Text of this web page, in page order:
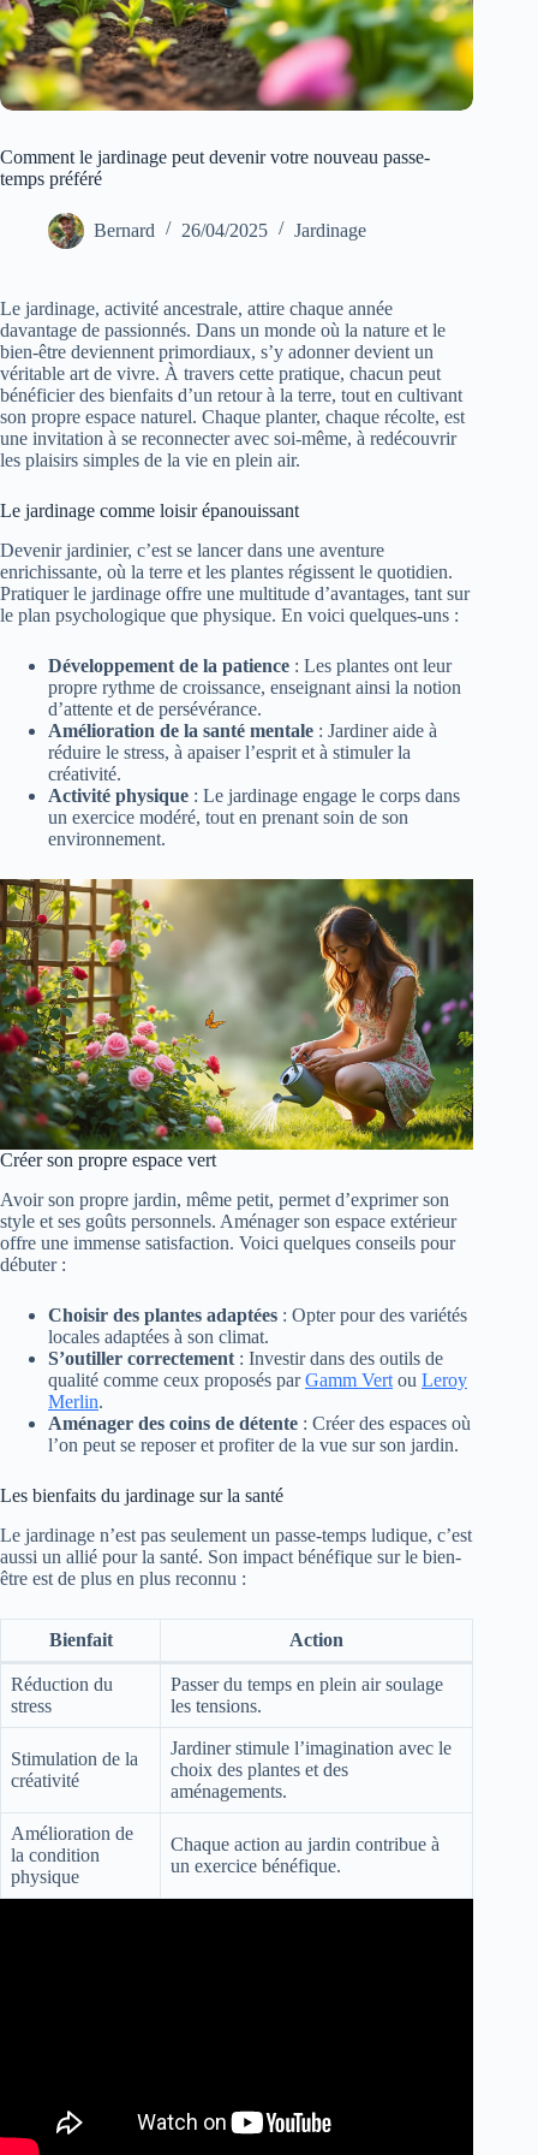
Comment le jardinage peut devenir votre nouveau passe-
temps préféré
Bernard 26/04/2025 Jardinage
Le jardinage, activité ancestrale, attire chaque année
davantage de passionnés. Dans un monde où la nature et le
bien-être deviennent primordiaux, s’y adonner devient un
véritable art de vivre. À travers cette pratique, chacun peut
bénéficier des bienfaits d’un retour à la terre, tout en cultivant
son propre espace naturel. Chaque planter, chaque récolte, est
une invitation à se reconnecter avec soi-même, à redécouvrir
les plaisirs simples de la vie en plein air.
Le jardinage comme loisir épanouissant
Devenir jardinier, c’est se lancer dans une aventure
enrichissante, où la terre et les plantes régissent le quotidien.
Pratiquer le jardinage offre une multitude d’avantages, tant sur
le plan psychologique que physique. En voici quelques-uns :
Développement de la patience : Les plantes ont leur
propre rythme de croissance, enseignant ainsi la notion
d’attente et de persévérance.
Amélioration de la santé mentale : Jardiner aide à
réduire le stress, à apaiser l’esprit et à stimuler la
créativité.
Activité physique : Le jardinage engage le corps dans
un exercice modéré, tout en prenant soin de son
environnement.
Créer son propre espace vert
Avoir son propre jardin, même petit, permet d’exprimer son
style et ses goûts personnels. Aménager son espace extérieur
offre une immense satisfaction. Voici quelques conseils pour
débuter :
Choisir des plantes adaptées : Opter pour des variétés
locales adaptées à son climat.
S’outiller correctement : Investir dans des outils de
qualité comme ceux proposés parGamm Vert ou Leroy
Merlin.
Aménager des coins de détente : Créer des espaces où
l’on peut se reposer et profiter de la vue sur son jardin.
Les bienfaits du jardinage sur la santé
Le jardinage n’est pas seulement un passe-temps ludique, c’est
aussi un allié pour la santé. Son impact bénéfique sur le bien-
être est de plus en plus reconnu :
Bienfait Action
Réduction du
stress
Passer du temps en plein air soulage
les tensions.
Stimulation de la
créativité
Jardiner stimule l’imagination avec le
choix des plantes et des
aménagements.
Amélioration de
la condition
physique
Chaque action au jardin contribue à
un exercice bénéfique.